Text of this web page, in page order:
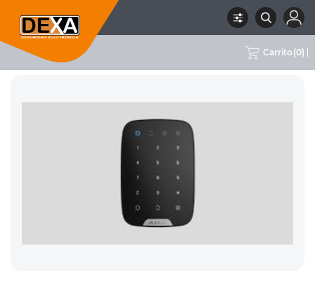
Carrito (0)
RUBRO 01 INTRUSION